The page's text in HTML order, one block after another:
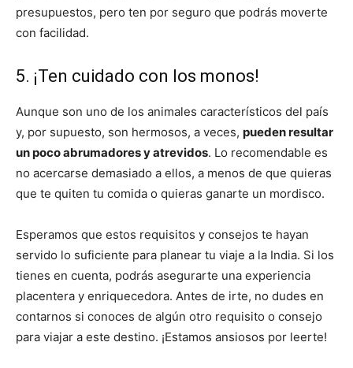
presupuestos, pero ten por seguro que podrás moverte
con facilidad.
5. ¡Ten cuidado con los monos!
Aunque son uno de los animales característicos del país
y, por supuesto, son hermosos, a veces, pueden resultar
un poco abrumadores y atrevidos. Lo recomendable es
no acercarse demasiado a ellos, a menos de que quieras
que te quiten tu comida o quieras ganarte un mordisco.
Esperamos que estos requisitos y consejos te hayan
servido lo suficiente para planear tu viaje a la India. Si los
tienes en cuenta, podrás asegurarte una experiencia
placentera y enriquecedora. Antes de irte, no dudes en
contarnos si conoces de algún otro requisito o consejo
para viajar a este destino. ¡Estamos ansiosos por leerte!